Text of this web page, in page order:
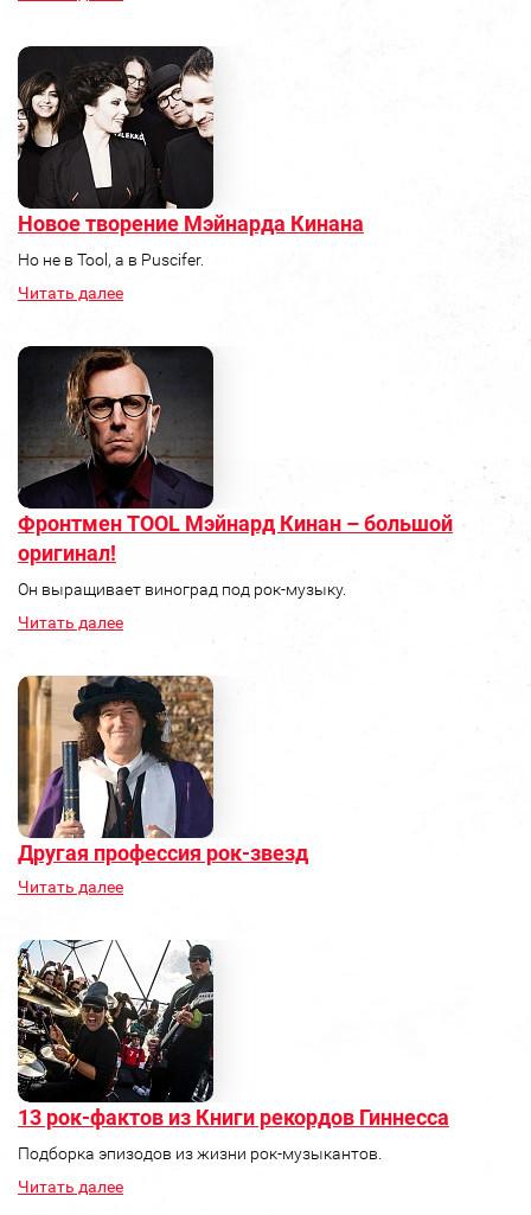
Новое творение Мэйнарда Кинана
Но не в Tool, а в Puscifer.
Читать далее
Фронтмен TOOL Мэйнард Кинан – большой
оригинал!
Он выращивает виноград под рок-музыку.
Читать далее
Другая профессия рок-звезд
Читать далее
13 рок-фактов из Книги рекордов Гиннесса
Подборка эпизодов из жизни рок-музыкантов.
Читать далее